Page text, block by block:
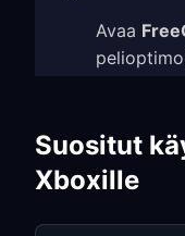
Avaa
Kirjaa
(esim.
Valitse
Suositut
Xboxille